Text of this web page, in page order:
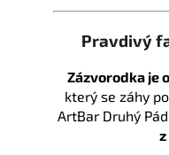
Pravdivý
Zázvorodka je
který se záhy
ArtBar Druhý